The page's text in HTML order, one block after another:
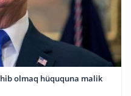
olmaq hüququna malik